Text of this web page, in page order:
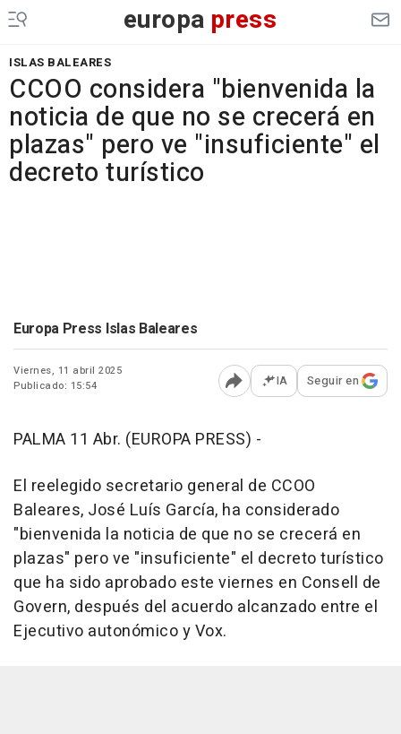
europa press
ISLAS BALEARES
CCOO considera "bienvenida la
noticia de que no se crecerá en
plazas" pero ve "insuficiente" el
decreto turístico
Europa Press Islas Baleares
Viernes, 11 abril 2025
Publicado: 15:54
Abrir opciones para
IA Seguir en
PALMA 11 Abr. (EUROPA PRESS) -
El reelegido secretario general de CCOO
Baleares, José Luís García, ha considerado
"bienvenida la noticia de que no se crecerá en
plazas" pero ve "insuficiente" el decreto turístico
que ha sido aprobado este viernes en Consell de
Govern, después del acuerdo alcanzado entre el
Ejecutivo autonómico y Vox.